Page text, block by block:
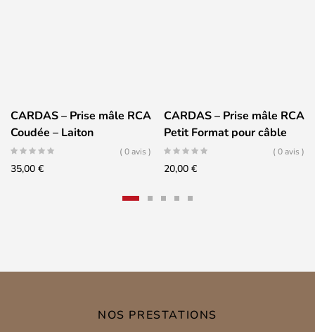
CARDAS – Prise mâle RCA
Coudée – Laiton
eutectique plaqué
Rhodium / Argent
( 0 avis )
35,00 €
CARDAS – Prise mâle RCA
Petit Format pour câble
2,5mm – Conducteur laiton
plaqué Rhodium / Argent
( 0 avis )
20,00 €
NOS PRESTATIONS